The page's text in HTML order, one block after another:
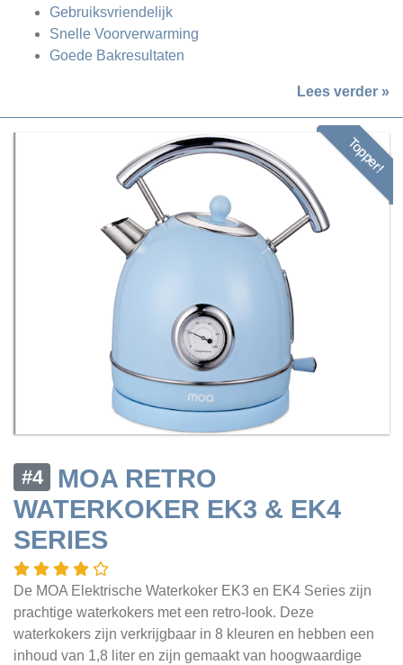
Gebruiksvriendelijk
Snelle Voorverwarming
Goede Bakresultaten
Lees verder »
Topper!
#4
MOA RETRO
WATERKOKER EK3 & EK4
SERIES
De MOA Elektrische Waterkoker EK3 en EK4 Series zijn
prachtige waterkokers met een retro-look. Deze
waterkokers zijn verkrijgbaar in 8 kleuren en hebben een
inhoud van 1,8 liter en zijn gemaakt van hoogwaardige